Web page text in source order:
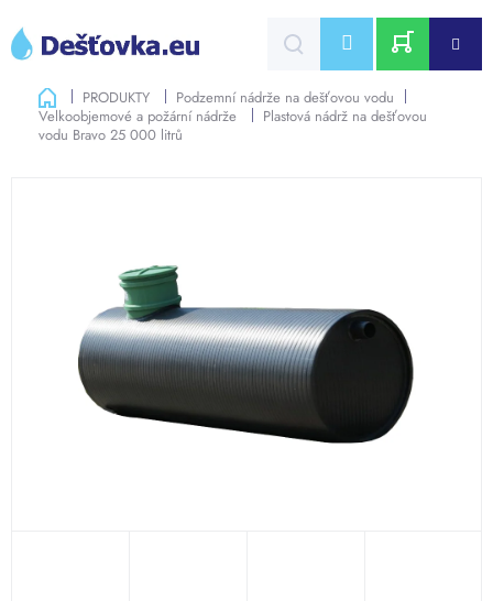
obsah
CZK
NÁKUPNÍ
KOŠÍK
DomůPRODUKTY
Podzemní nádrže na dešťovou vodu
Velkoobjemové a požární nádrže
Plastová nádrž na dešťovou
vodu Bravo 25 000 litrů